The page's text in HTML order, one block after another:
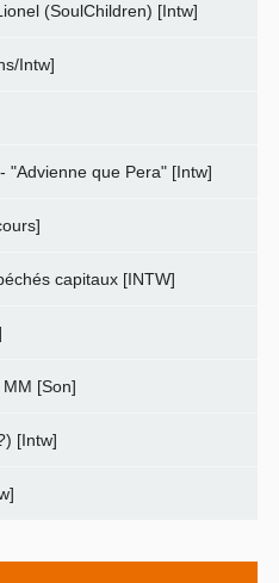
(SoulChildren) [Intw]
Intw]
"Advienne que Pera" [Intw]
capitaux [INTW]
[Son]
[Intw]